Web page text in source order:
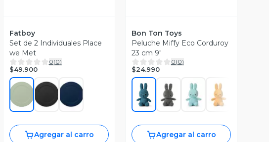
Fatboy
Set de 2 Individuales Place
we Met
0(0)
$49.900
Agregar al carro
Bon Ton Toys
Peluche Miffy Eco Corduroy
23 cm 9"
0(0)
$24.990
Agregar al carro